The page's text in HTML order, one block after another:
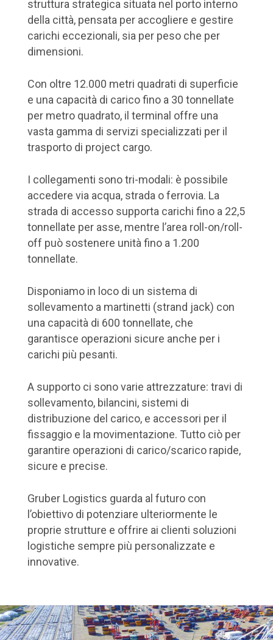
struttura strategica situata nel porto interno
della città, pensata per accogliere e gestire
carichi eccezionali, sia per peso che per
dimensioni.
Con oltre 12.000 metri quadrati di superficie
e una capacità di carico fino a 30 tonnellate
per metro quadrato, il terminal offre una
vasta gamma di servizi specializzati per il
trasporto di project cargo.
I collegamenti sono tri-modali: è possibile
accedere via acqua, strada o ferrovia. La
strada di accesso supporta carichi fino a 22,5
tonnellate per asse, mentre l’area roll-on/roll-
off può sostenere unità fino a 1.200
tonnellate.
Disponiamo in loco di un sistema di
sollevamento a martinetti (strand jack) con
una capacità di 600 tonnellate, che
garantisce operazioni sicure anche per i
carichi più pesanti.
A supporto ci sono varie attrezzature: travi di
sollevamento, bilancini, sistemi di
distribuzione del carico, e accessori per il
fissaggio e la movimentazione. Tutto ciò per
garantire operazioni di carico/scarico rapide,
sicure e precise.
Gruber Logistics guarda al futuro con
l’obiettivo di potenziare ulteriormente le
proprie strutture e offrire ai clienti soluzioni
logistiche sempre più personalizzate e
innovative.